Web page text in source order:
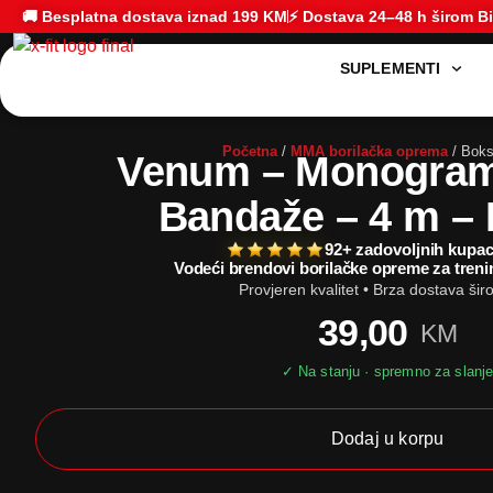
🚚 Besplatna dostava iznad 199 KM⚡ Dostava 24–48 h širom
SUPLEMENTI
Početna/ MMA borilačka oprema/ Boks
Venum –
Bandaže – 4 m –
92+ zadovoljnih
Vodeći brendovi borilačke opreme za
Provjeren kvalitet • Brza dostava
39,00 KM
Dodaj u korpu